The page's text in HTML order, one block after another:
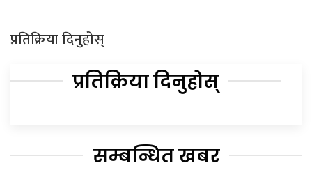
प्रतिक्रिया दिनुहोस्
प्रतिक्रिया दिनुहोस्
सम्बन्धित खबर